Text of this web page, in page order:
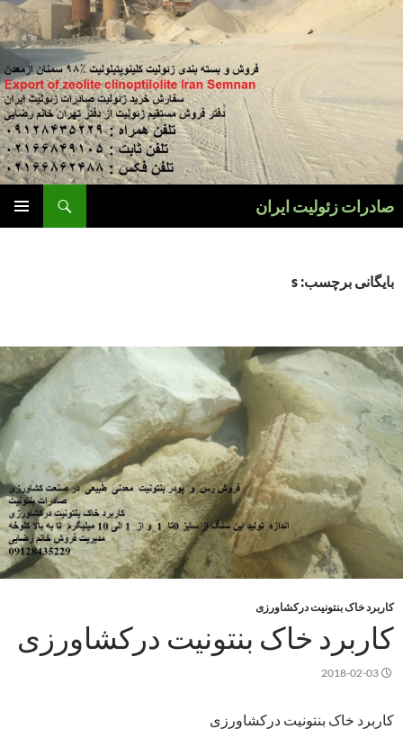
رفتن
صادرات زئولیت ایران
بایگانی برچسب: s
کاربرد خاک بنتونیت درکشاورزی
کاربرد خاک بنتونیت درکشاورزی
2018-02-03
کاربرد خاک بنتونیت درکشاورزی